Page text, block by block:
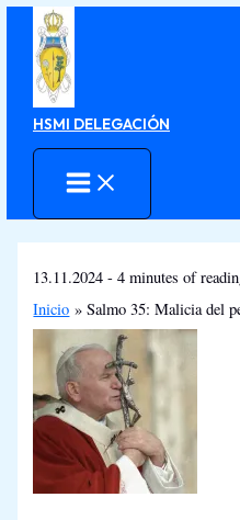
Ir
contenido
HSMI DELEGACIÓN
13.11.2024-4 minutes of
Inicio
Salmo 35: Malicia del